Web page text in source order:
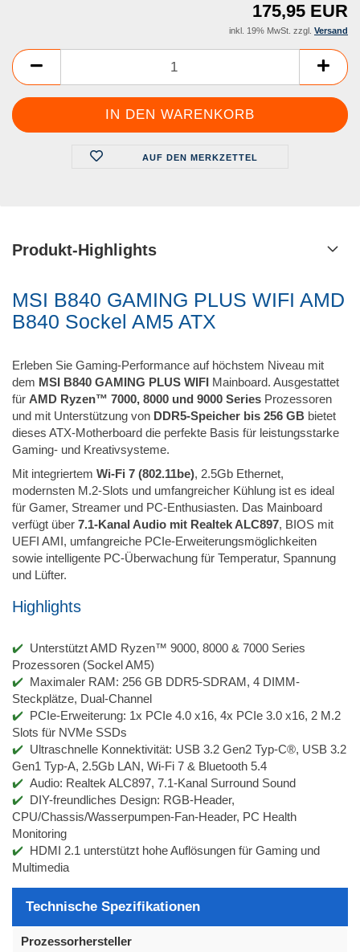
175,95 EUR
inkl. 19% MwSt. zzgl. Versand
AUF DEN MERKZETTEL
Produkt-Highlights
MSI B840 GAMING PLUS WIFI AMD
B840 Sockel AM5 ATX
Erleben Sie Gaming-Performance auf höchstem Niveau mit
dem MSI B840 GAMING PLUS WIFI Mainboard. Ausgestattet
für AMD Ryzen™ 7000, 8000 und 9000 Series Prozessoren
und mit Unterstützung von DDR5-Speicher bis 256 GB bietet
dieses ATX-Motherboard die perfekte Basis für leistungsstarke
Gaming- und Kreativsysteme.
Mit integriertem Wi-Fi 7 (802.11be), 2.5Gb Ethernet,
modernsten M.2-Slots und umfangreicher Kühlung ist es ideal
für Gamer, Streamer und PC-Enthusiasten. Das Mainboard
verfügt über 7.1-Kanal Audio mit Realtek ALC897, BIOS mit
UEFI AMI, umfangreiche PCIe-Erweiterungsmöglichkeiten
sowie intelligente PC-Überwachung für Temperatur, Spannung
und Lüfter.
Highlights
Unterstützt AMD Ryzen™ 9000, 8000 & 7000 Series
Prozessoren (Sockel AM5)
Maximaler RAM: 256 GB DDR5-SDRAM, 4 DIMM-
Steckplätze, Dual-Channel
PCIe-Erweiterung: 1x PCIe 4.0 x16, 4x PCIe 3.0 x16, 2 M.2
Slots für NVMe SSDs
Ultraschnelle Konnektivität: USB 3.2 Gen2 Typ-C®, USB 3.2
Gen1 Typ-A, 2.5Gb LAN, Wi-Fi 7 & Bluetooth 5.4
Audio: Realtek ALC897, 7.1-Kanal Surround Sound
DIY-freundliches Design: RGB-Header,
CPU/Chassis/Wasserpumpen-Fan-Header, PC Health
Monitoring
HDMI 2.1 unterstützt hohe Auflösungen für Gaming und
Multimedia
Technische Spezifikationen
Prozessorhersteller